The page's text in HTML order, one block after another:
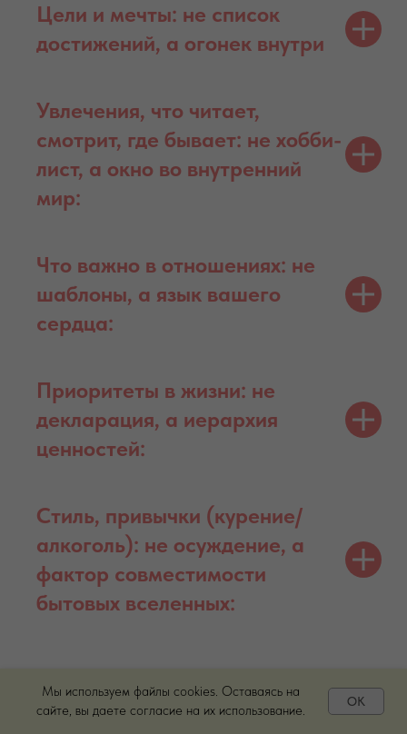
Цели и мечты: не список
достижений, а огонек внутри
Увлечения, что читает,
смотрит, где бывает: не хобби-
лист, а окно во внутренний
мир:
Что важно в отношениях: не
шаблоны, а язык вашего
сердца:
Приоритеты в жизни: не
декларация, а иерархия
ценностей:
Стиль, привычки (курение/
алкоголь): не осуждение, а
фактор совместимости
бытовых вселенных:
Мы используем файлы cookies. Оставаясь на
сайте, вы даете согласие на их использование.
OK